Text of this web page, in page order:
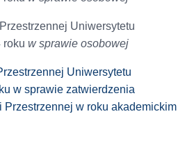
Uniwersytetu
rokuw sprawie osobowej
Uniwersytetu
w sprawie zatwierdzenia
Przestrzennej w roku akademickim